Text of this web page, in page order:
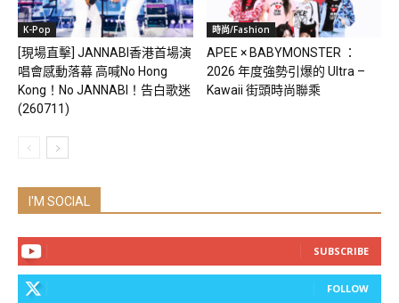
K-Pop
[現場直擊] JANNABI香港首場演
唱會感動落幕 高喊No Hong
Kong！No JANNABI！告白歌迷
(260711)
時尚/Fashion
APEE × BABYMONSTER ：
2026 年度強勢引爆的 Ultra –
Kawaii 街頭時尚聯乘
I'M SOCIAL
SUBSCRIBE
FOLLOW